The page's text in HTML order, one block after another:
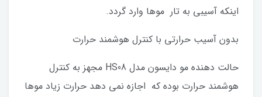
اینکه آسیبی به تار موها وارد گردد.
بدون آسیب حرارتی با کنترل هوشمند حرارت
حالت دهنده مو دایسون مدل HS08 مجهز به کنترل
هوشمند حرارت بوده که اجازه نمی دهد حرارت زیاد موها